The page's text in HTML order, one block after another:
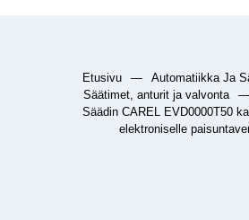
Etusivu — Automatiikka Ja
Säätimet, anturit ja valvonta
—
Säädin CAREL EVD0000T50
elektroniselle